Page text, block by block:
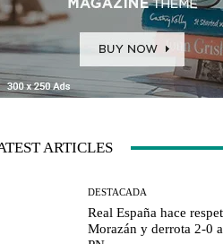
ARTICLES
DESTACADA
Real España hace
Morazán y derrota 2-0